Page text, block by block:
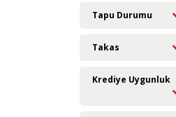
Tapu Durumu
Takas
Krediye Uygunluk